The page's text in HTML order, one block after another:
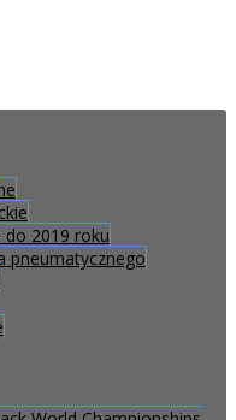
do 2019 roku
pneumatycznego